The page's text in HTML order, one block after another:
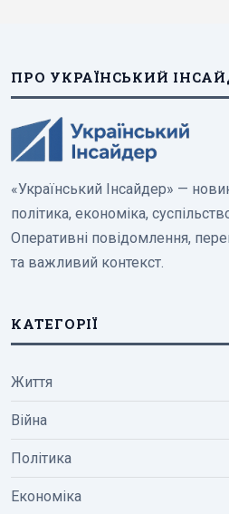
ПРО УКРАЇНСЬКИЙ
«Український Інсайдер» —
політика, економіка,
Оперативні повідомлення,
та важливий контекст.
КАТЕГОРІЇ
Життя
Війна
Політика
Економіка